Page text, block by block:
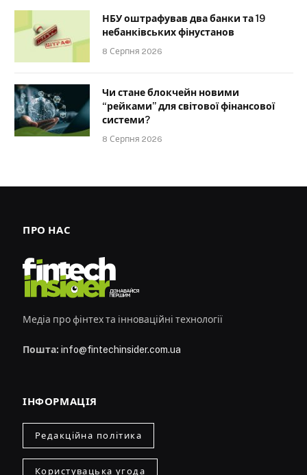
НБУ оштрафував два банки та 19
небанківських фінустанов
8 Серпня 2026
Чи стане блокчейн новими
“рейками” для світової фінансової
системи?
8 Серпня 2026
ПРО НАС
Медіа про фінтех та інноваційні технології
Пошта: info@fintechinsider.com.ua
ІНФОРМАЦІЯ
Редакційна політика
Користувацька угода